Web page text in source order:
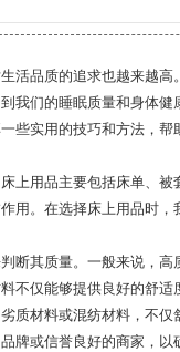
活品质的追求也越来越
我们的睡眠质量和身体
些实用的技巧和方法，
上用品主要包括床单、
用。在选择床上用品时
断其质量。一般来说，
不仅能够提供良好的舒
质材料或混纺材料，不
牌或信誉良好的商家，